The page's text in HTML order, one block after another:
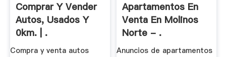
Comprar Y Vender
Autos, Usados Y
0km. | .
Compra y venta autos
Apartamentos En
Venta En Molinos
Norte - .
Anuncios de apartamentos